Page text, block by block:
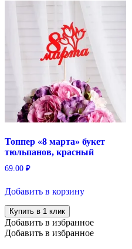
Топпер «8 марта» букет
тюльпанов, красный
69.00 ₽
Добавить в корзину
Купить в 1 клик
Добавить в избранное
Добавить в избранное